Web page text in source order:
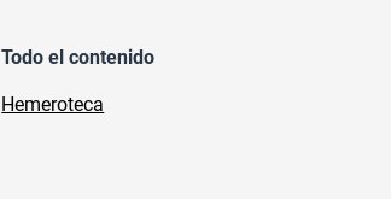
Todo el contenido
Hemeroteca